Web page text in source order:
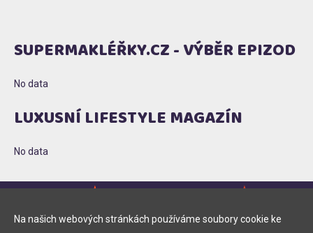
SUPERMAKLÉŘKY.CZ - VÝBĚR EPIZOD
No data
LUXUSNÍ LIFESTYLE MAGAZÍN
No data
Na našich webových stránkách používáme soubory cookie ke